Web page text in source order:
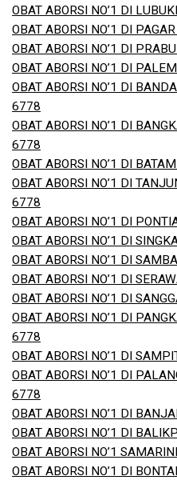
OBAT ABORSI NO’1 DI
OBAT ABORSI NO’1 DI
OBAT ABORSI NO’1 DI
OBAT ABORSI NO’1 DI
OBAT ABORSI NO’1 DI
6778
OBAT ABORSI NO’1 DI
6778
OBAT ABORSI NO’1 DI
OBAT ABORSI NO’1 DI
6778
OBAT ABORSI NO’1 DI
OBAT ABORSI NO’1 DI
OBAT ABORSI NO’1 DI
OBAT ABORSI NO’1 DI
OBAT ABORSI NO’1 DI
OBAT ABORSI NO’1 DI
6778
OBAT ABORSI NO’1 DI
OBAT ABORSI NO’1 DI
6778
OBAT ABORSI NO’1 DI
OBAT ABORSI NO’1 DI
OBAT ABORSI NO’1
OBAT ABORSI NO’1 DI